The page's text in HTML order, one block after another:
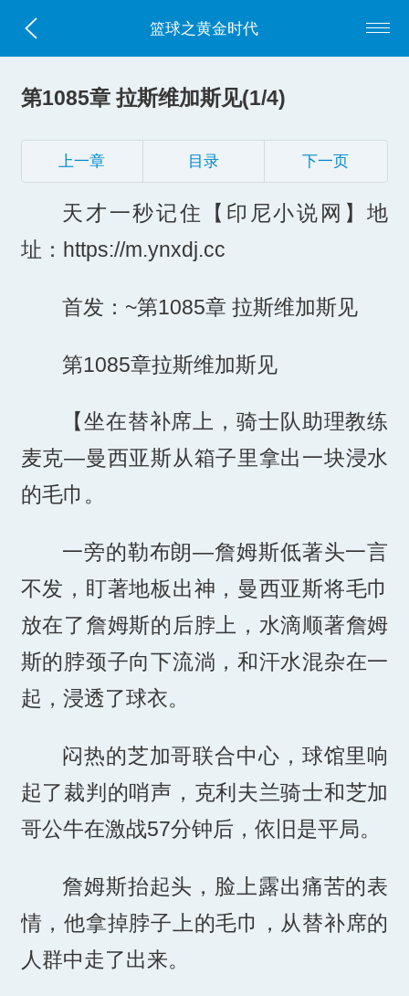
篮球之黄金时代
第1085章 拉斯维加斯见(1/4)
上一章 目录 下一页
天才一秒记住【印尼小说网】地
址：https://m.ynxdj.cc
首发：~第1085章 拉斯维加斯见
第1085章拉斯维加斯见
【坐在替补席上，骑士队助理教练
麦克—曼西亚斯从箱子里拿出一块浸水
的毛巾。
一旁的勒布朗—詹姆斯低著头一言
不发，盯著地板出神，曼西亚斯将毛巾
放在了詹姆斯的后脖上，水滴顺著詹姆
斯的脖颈子向下流淌，和汗水混杂在一
起，浸透了球衣。
闷热的芝加哥联合中心，球馆里响
起了裁判的哨声，克利夫兰骑士和芝加
哥公牛在激战57分钟后，依旧是平局。
詹姆斯抬起头，脸上露出痛苦的表
情，他拿掉脖子上的毛巾，从替补席的
人群中走了出来。